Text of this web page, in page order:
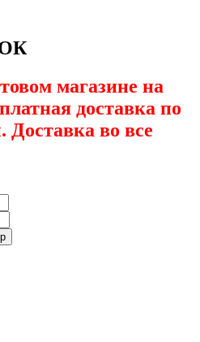
магазине на
доставка по
Доставка во все